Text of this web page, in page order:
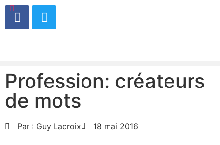
0
Profession: créateurs
de mots
Par : Guy Lacroix 18 mai 2016